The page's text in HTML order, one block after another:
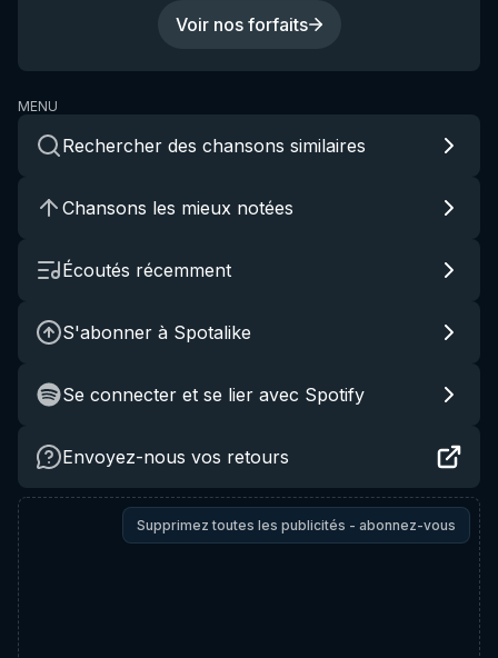
Voir nos forfaits
MENU
Rechercher des chansons similaires
Chansons les mieux notées
Écoutés récemment
S'abonner à Spotalike
Se connecter et se lier avec Spotify
Envoyez-nous vos retours
Supprimez toutes les publicités - abonnez-vous